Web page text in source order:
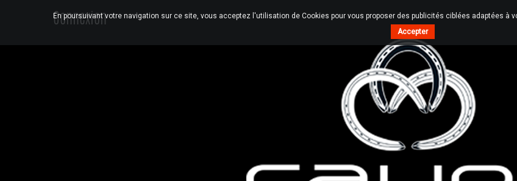
Connexion
En poursuivant votre navigation sur ce site, vous acceptez l'utilisation de Cookies pour vous proposer des publicités ciblées adaptées
Accepter